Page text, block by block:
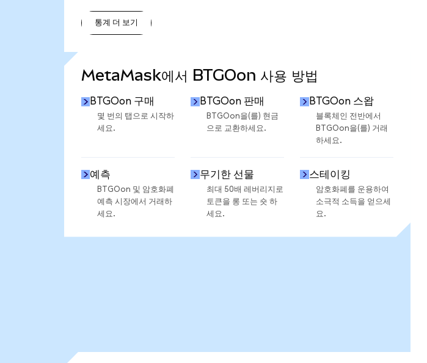
통계 더 보기
MetaMask에서 BTGOon 사용 방법
BTGOon 구매
몇 번의 탭으로 시작하
세요.
BTGOon 판매
BTGOon을(를) 현금
으로 교환하세요.
BTGOon 스왑
블록체인 전반에서
BTGOon을(를) 거래
하세요.
예측
BTGOon 및 암호화폐
예측 시장에서 거래하
세요.
무기한 선물
최대 50배 레버리지로
토큰을 롱 또는 숏 하
세요.
스테이킹
암호화폐를 운용하여
소극적 소득을 얻으세
요.